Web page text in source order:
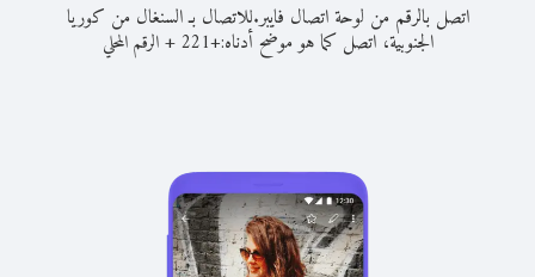
اتصل بالرقم من لوحة اتصال فايبر.للاتصال بـ السنغال من كوريا
الجنوبية، اتصل كما هو موضح أدناه:+
221
+الرقم المحلي